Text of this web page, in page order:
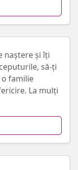
naștere și îți
să-ți
o familie
La mulți